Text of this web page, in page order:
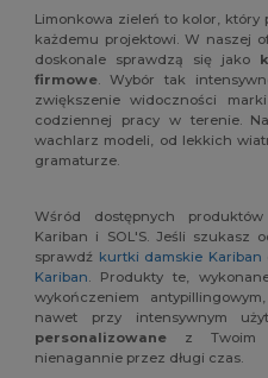
Limonkowa zieleń to kolor,
każdemu projektowi. W naszej
doskonale sprawdzą się jako
firmowe. Wybór tak
zwiększenie widoczności
codziennej pracy w terenie.
wachlarz modeli, od lekkich
gramaturze.
Wśród dostępnych
Kariban i SOL'S. Jeśli szukasz
sprawdź kurtki damskie Kariban
Kariban. Produkty te,
wykończeniem
nawet przy intensywnym
personalizowane z Twoim
nienagannie przez długi czas.